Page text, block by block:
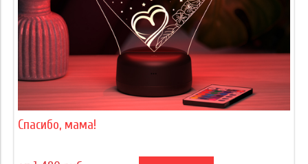
Спасибо, мама!